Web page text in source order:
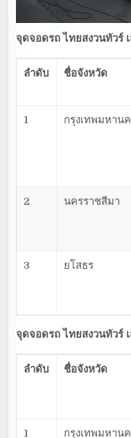
จุดจอดรถไทยสงวนทัวร์
ลำดับ ชื่อจังหวัด
1 กรุงเทพมหาน
2 นครราชสีมา
3 ยโสธร
จุดจอดรถ ไทยสงวนทัวร์
ลำดับ ชื่อจังหวัด
1 กรุงเทพมหาน